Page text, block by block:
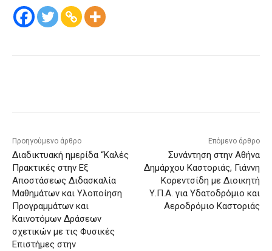
Προηγούμενο άρθρο
Διαδικτυακή ημερίδα “Καλές
Πρακτικές στην Εξ
Αποστάσεως Διδασκαλία
Μαθημάτων και Υλοποίηση
Προγραμμάτων και
Καινοτόμων Δράσεων
σχετικών με τις Φυσικές
Επιστήμες στην
Επόμενο άρθρο
Συνάντηση στην Αθήνα
Δημάρχου Καστοριάς, Γιάννη
Κορεντσίδη με Διοικητή
Υ.Π.Α. για Υδατοδρόμιο και
Αεροδρόμιο Καστοριάς